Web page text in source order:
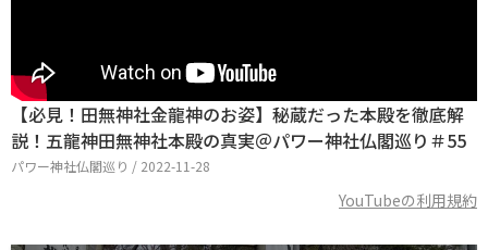
【必見！田無神社金龍神のお姿】秘蔵だった本殿を徹底解
説！五龍神田無神社本殿の真実＠パワー神社仏閣巡り＃55
パワー神社仏閣巡り / 2022-11-28
YouTubeの利用規約